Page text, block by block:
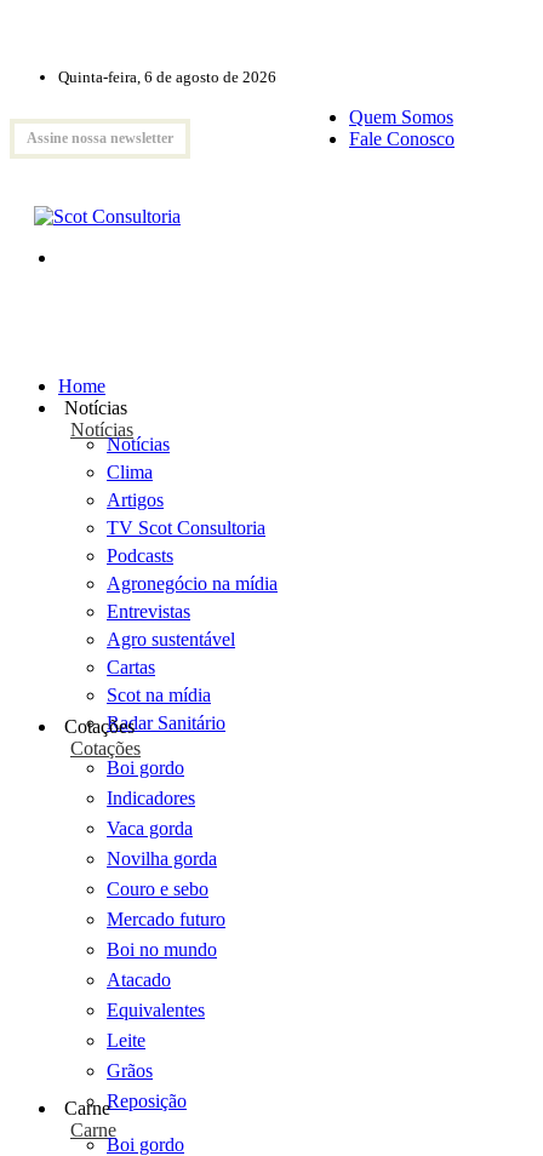
Quinta-feira, 6 de agosto de 2026
Assine nossa newsletter
Quem Somos
Fale Conosco
Home
Notícias
Notícias
Notícias
Clima
Artigos
TV Scot Consultoria
Podcasts
Agronegócio na mídia
Entrevistas
Agro sustentável
Cartas
Scot na mídia
Radar Sanitário
Cotações
Cotações
Boi gordo
Indicadores
Vaca gorda
Novilha gorda
Couro e sebo
Mercado futuro
Boi no mundo
Atacado
Equivalentes
Leite
Grãos
Reposição
Carne
Carne
Boi gordo